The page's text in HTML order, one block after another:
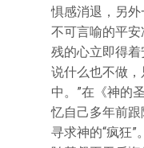
惧感消退，另
不可言喻的平
残的心立即得
说什么也不做
中。”在《神的
忆自己多年前
寻求神的“疯狂”